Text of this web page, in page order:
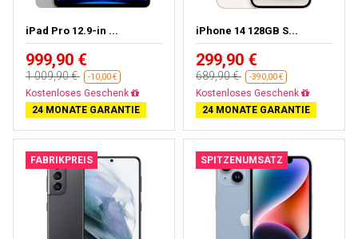
iPad Pro 12.9-in ...
999,90 €
1 009,90 € -10,00 €
Kostenloses Geschenk
24 MONATE GARANTIE
iPhone 14 128GB S...
299,90 €
689,90 € -390,00 €
Kostenloses Geschenk
24 MONATE GARANTIE
FABRIKPREIS SPITZENUMSATZ